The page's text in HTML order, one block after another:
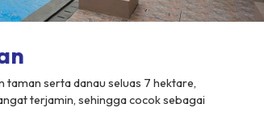
taman serta danau seluas 7 hektare,
terjamin, sehingga cocok sebagai